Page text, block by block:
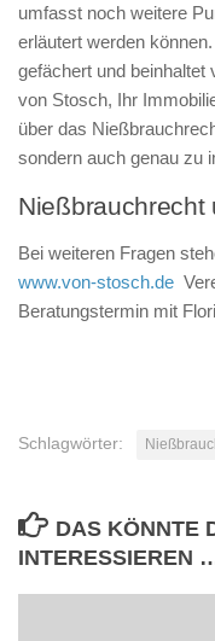
umfasst noch weitere
erläutert werden
gefächert und beinhaltet
von Stosch, Ihr
über das
sondern auch genau zu
Nießbrauchrecht
Bei weiteren Fragen
www.von-stosch.de
Beratungstermin mit
Schlagwörter:
DAS KÖNNTE
INTERESSIEREN